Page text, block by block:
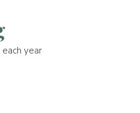
year